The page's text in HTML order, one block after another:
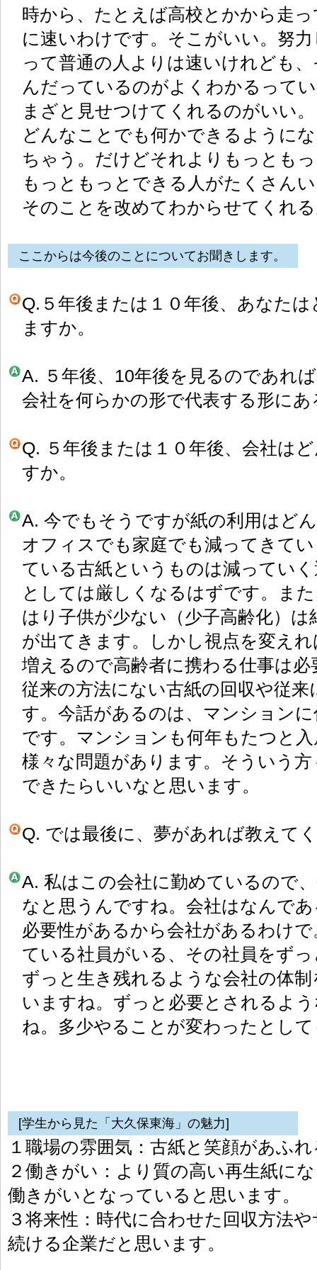
時から、たとえば高校とかから走
に速いわけです。そこがいい。努
って普通の人よりは速いけれども
んだっているのがよくわかるって
まざと見せつけてくれるのがいい。
どんなことでも何かできるように
ちゃう。だけどそれよりもっとも
もっともっとできる人がたくさん
そのことを改めてわからせてくれ
ここからは今後のことについてお聞きします。
Q.５年後または１０年後、あなた
ますか。
A. ５年後、10年後を見るのであれ
会社を何らかの形で代表する形に
Q. ５年後または１０年後、会社は
すか。
A. 今でもそうですが紙の利用はど
オフィスでも家庭でも減ってきて
ている古紙というものは減ってい
としては厳しくなるはずです。ま
はり子供が少ない（少子高齢化）
が出てきます。しかし視点を変え
増えるので高齢者に携わる仕事は
従来の方法にない古紙の回収や従
す。今話があるのは、マンション
です。マンションも何年もたつと
様々な問題があります。そういう
できたらいいなと思います。
Q. では最後に、夢があれば教えて
A. 私はこの会社に勤めているので
なと思うんですね。会社はなんで
必要性があるから会社があるわけ
ている社員がいる、その社員をず
ずっと生き残れるような会社の体
いますね。ずっと必要とされるよ
ね。多少やることが変わったとし
[学生から見た「大久保東海」の魅力]
１職場の雰囲気：古紙と笑顔があふ
２働きがい：より質の高い再生紙に
働きがいとなっていると思います。
３将来性：時代に合わせた回収方法
続ける企業だと思います。